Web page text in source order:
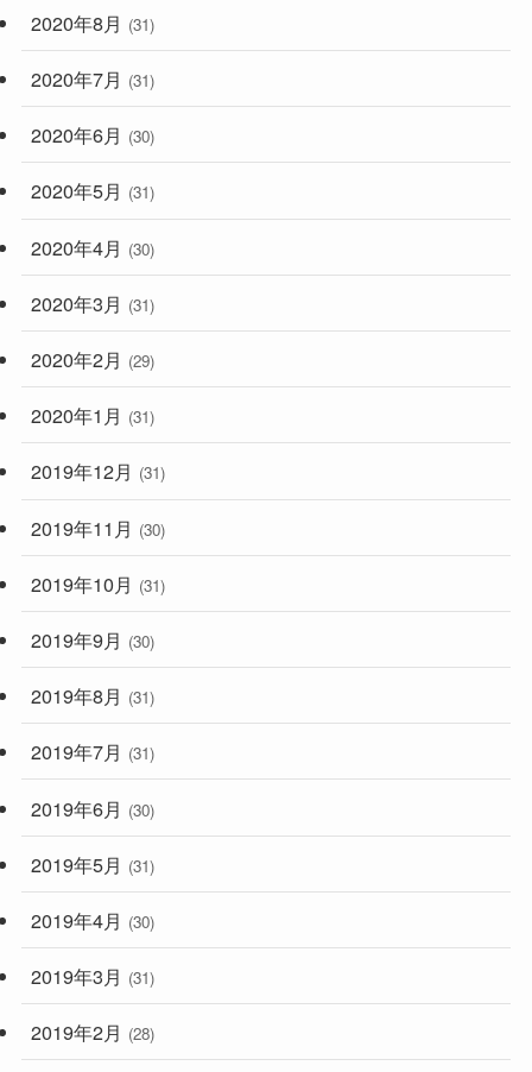
2020年8月 (31)
2020年7月 (31)
2020年6月 (30)
2020年5月 (31)
2020年4月 (30)
2020年3月 (31)
2020年2月 (29)
2020年1月 (31)
2019年12月 (31)
2019年11月 (30)
2019年10月 (31)
2019年9月 (30)
2019年8月 (31)
2019年7月 (31)
2019年6月 (30)
2019年5月 (31)
2019年4月 (30)
2019年3月 (31)
2019年2月 (28)